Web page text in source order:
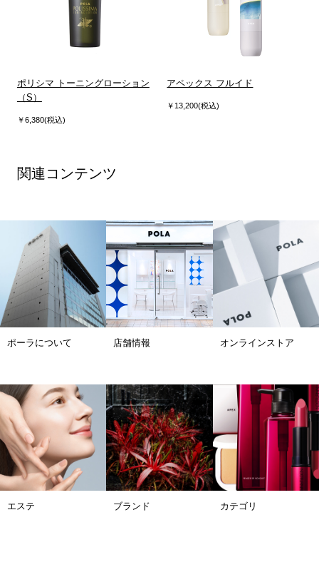
ポリシマ トーニングローション
（S）
￥6,380(税込)
アペックス フルイド
￥13,200(税込)
関連コンテンツ
ポーラについて 店舗情報 オンラインストア
エステ ブランド カテゴリ